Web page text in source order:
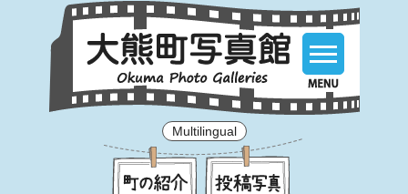
Multilingual